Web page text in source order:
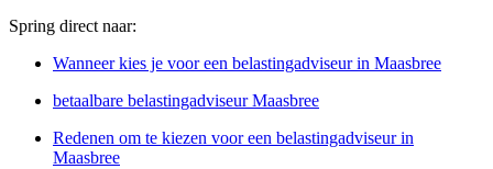
Spring direct naar:
Wanneer kies je voor een belastingadviseur in Maasbree
betaalbare belastingadviseur Maasbree
Redenen om te kiezen voor een belastingadviseur in
Maasbree